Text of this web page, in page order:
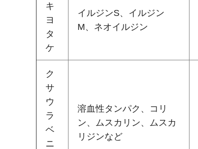
キ
ヨ
タ
ケ
イルジンS、イルジン
M、ネオイルジン
ク
サ
ウ
ラ
ベ
ニ
溶血性タンパク、コリ
ン、ムスカリン、ムスカ
リジンなど